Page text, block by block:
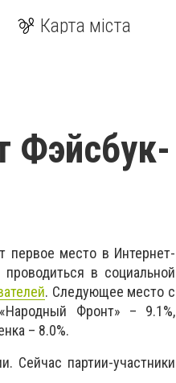
Карта міста
Фэйсбук-
первое место в Интернет-
в социальной
. Следующее место с
Фронт» – 9.1%,
– 8.0%.
Сейчас партии-участники